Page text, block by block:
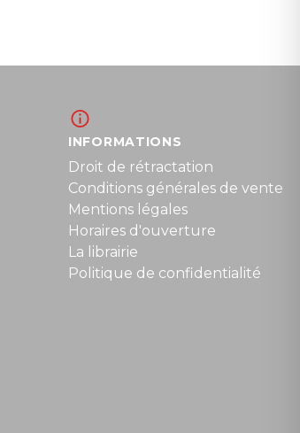
INFORMATIONS
Droit de rétractation
Conditions générales de vente
Mentions légales
Horaires d'ouverture
La librairie
Politique de confidentialité